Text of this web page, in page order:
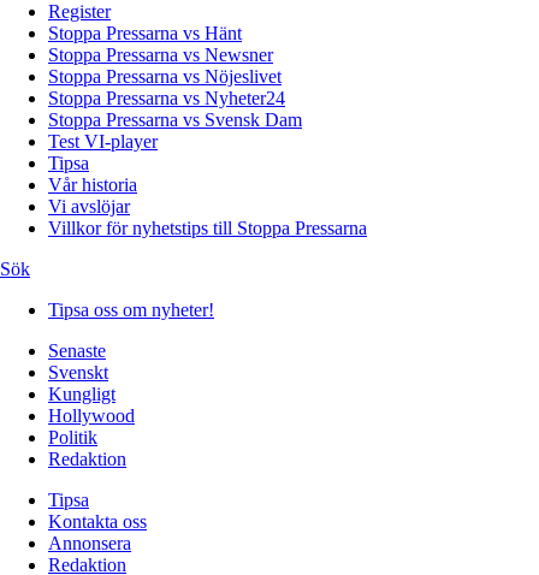
Register
Stoppa Pressarna vs Hänt
Stoppa Pressarna vs Newsner
Stoppa Pressarna vs Nöjeslivet
Stoppa Pressarna vs Nyheter24
Stoppa Pressarna vs Svensk Dam
Test VI-player
Tipsa
Vår historia
Vi avslöjar
Villkor för nyhetstips till Stoppa Pressarna
Sök
Tipsa oss om nyheter!
Senaste
Svenskt
Kungligt
Hollywood
Politik
Redaktion
Tipsa
Kontakta oss
Annonsera
Redaktion